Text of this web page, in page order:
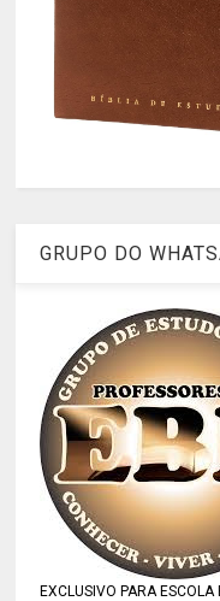
GRUPO DO
EXCLUSIVO PARA